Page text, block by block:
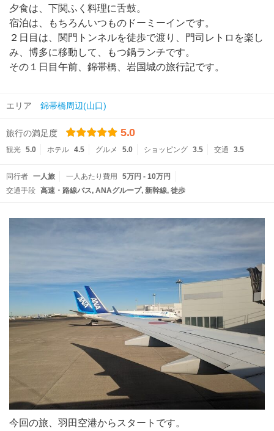
夕食は、下関ふく料理に舌鼓。
宿泊は、もちろんいつものドーミーインです。
２日目は、関門トンネルを徒歩で渡り、門司レトロを楽し
み、博多に移動して、もつ鍋ランチです。
その１日目午前、錦帯橋、岩国城の旅行記です。
エリア 錦帯橋周辺(山口)
旅行の満足度 5.0
観光 5.0 ホテル 4.5 グルメ 5.0 ショッピング 3.5 交通 3.5
同行者 一人旅 一人あたり費用
5万円 - 10万円
交通手段 高速・路線バス ANAグループ 新幹線 徒歩
今回の旅、羽田空港からスタートです。